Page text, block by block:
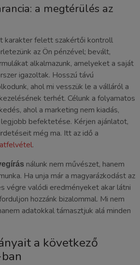
a megtérülés az
karakter felett szakértői kontroll
az Ön pénzével; bevált,
alkalmazunk, amelyeket a saját
igazoltak. Hosszú távú
ahol mi vesszük le a válláról a
terhét. Célunk a folyamatos
ahol a marketing nem kiadás,
legjobb befektetése. Kérjen ajánlatot,
még ma. Itt az idő a
.
nálunk nem művészet, hanem
Ha unja már a magyarázkodást az
végre valódi eredményeket akar látni
hozzánk bizalommal. Mi nem
adatokkal támasztjuk alá minden
a következő